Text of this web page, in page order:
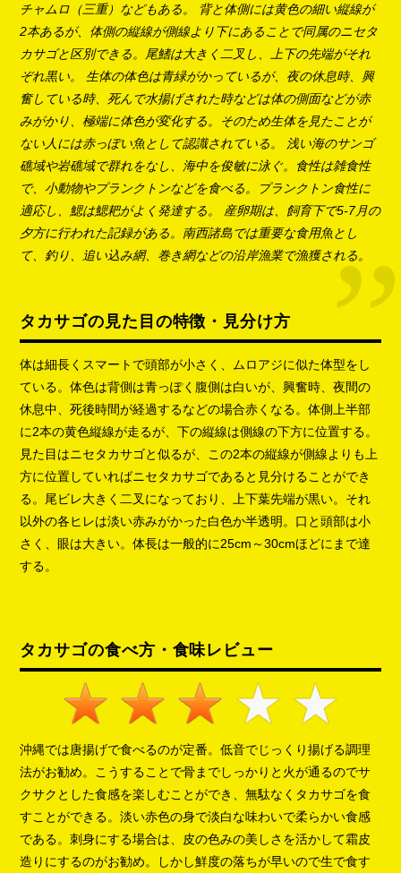
チャムロ（三重）などもある。 背と体側には黄色の細い縦線が
2本あるが、体側の縦線が側線より下にあることで同属のニセタ
カサゴと区別できる。尾鰭は大きく二叉し、上下の先端がそれ
ぞれ黒い。 生体の体色は青緑がかっているが、夜の休息時、興
奮している時、死んで水揚げされた時などは体の側面などが赤
みがかり、極端に体色が変化する。そのため生体を見たことが
ない人には赤っぽい魚として認識されている。 浅い海のサンゴ
礁域や岩礁域で群れをなし、海中を俊敏に泳ぐ。食性は雑食性
で、小動物やプランクトンなどを食べる。プランクトン食性に
適応し、鰓は鰓耙がよく発達する。 産卵期は、飼育下で5-7月の
夕方に行われた記録がある。南西諸島では重要な食用魚とし
て、釣り、追い込み網、巻き網などの沿岸漁業で漁獲される。
タカサゴの見た目の特徴・見分け方
体は細長くスマートで頭部が小さく、ムロアジに似た体型をし
ている。体色は背側は青っぽく腹側は白いが、興奮時、夜間の
休息中、死後時間が経過するなどの場合赤くなる。体側上半部
に2本の黄色縦線が走るが、下の縦線は側線の下方に位置する。
見た目はニセタカサゴと似るが、この2本の縦線が側線よりも上
方に位置していればニセタカサゴであると見分けることができ
る。尾ビレ大きく二叉になっており、上下葉先端が黒い。それ
以外の各ヒレは淡い赤みがかった白色か半透明。口と頭部は小
さく、眼は大きい。体長は一般的に25cm～30cmほどにまで達
する。
タカサゴの食べ方・食味レビュー
沖縄では唐揚げで食べるのが定番。低音でじっくり揚げる調理
法がお勧め。こうすることで骨までしっかりと火が通るのでサ
クサクとした食感を楽しむことができ、無駄なくタカサゴを食
すことができる。淡い赤色の身で淡白な味わいで柔らかい食感
である。刺身にする場合は、皮の色みの美しさを活かして霜皮
造りにするのがお勧め。しかし鮮度の落ちが早いので生で食す